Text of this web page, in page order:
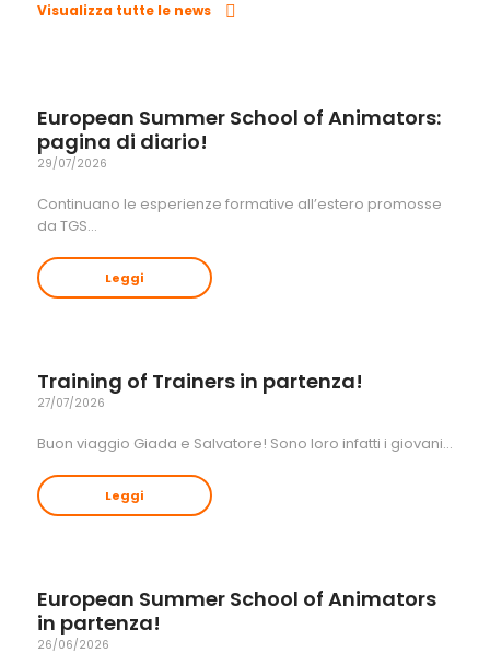
Visualizza tutte le news
European Summer School of Animators:
pagina di diario!
29/07/2026
Continuano le esperienze formative all’estero promosse
da TGS…
Leggi
Training of Trainers in partenza!
27/07/2026
Buon viaggio Giada e Salvatore! Sono loro infatti i giovani…
Leggi
European Summer School of Animators
in partenza!
26/06/2026